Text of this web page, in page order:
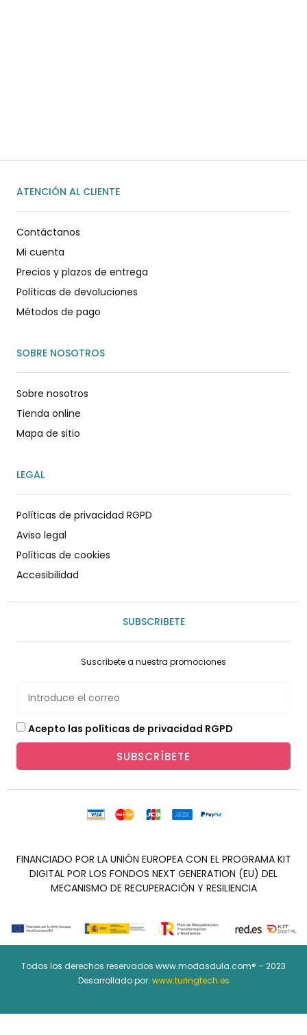
ATENCIÓN AL CLIENTE
Contáctanos
Mi cuenta
Precios y plazos de entrega
Políticas de devoluciones
Métodos de pago
SOBRE NOSOTROS
Sobre nosotros
Tienda online
Mapa de sitio
LEGAL
Políticas de privacidad RGPD
Aviso legal
Políticas de cookies
Accesibilidad
SUBSCRIBETE
Suscríbete a nuestra promociones
Acepto las políticas de privacidad RGPD
SUBSCRÍBETE
FINANCIADO POR LA UNIÓN EUROPEA CON EL PROGRAMA KIT
DIGITAL POR LOS FONDOS NEXT GENERATION (EU) DEL
MECANISMO DE RECUPERACIÓN Y RESILIENCIA
Todos los derechos reservados www.modasdula.com® – 2023
Desarrollado por: www.turingtech.es